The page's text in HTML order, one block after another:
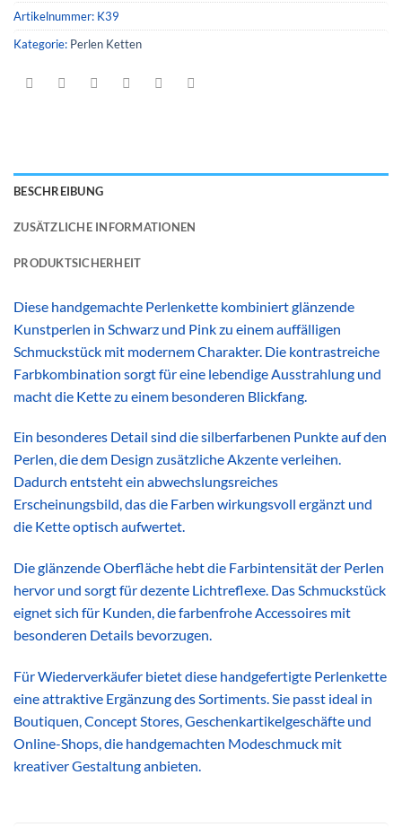
Artikelnummer: K39
Kategorie: Perlen Ketten
BESCHREIBUNG
ZUSÄTZLICHE INFORMATIONEN
PRODUKTSICHERHEIT
Diese handgemachte Perlenkette kombiniert glänzende
Kunstperlen in Schwarz und Pink zu einem auffälligen
Schmuckstück mit modernem Charakter. Die kontrastreiche
Farbkombination sorgt für eine lebendige Ausstrahlung und
macht die Kette zu einem besonderen Blickfang.
Ein besonderes Detail sind die silberfarbenen Punkte auf den
Perlen, die dem Design zusätzliche Akzente verleihen.
Dadurch entsteht ein abwechslungsreiches
Erscheinungsbild, das die Farben wirkungsvoll ergänzt und
die Kette optisch aufwertet.
Die glänzende Oberfläche hebt die Farbintensität der Perlen
hervor und sorgt für dezente Lichtreflexe. Das Schmuckstück
eignet sich für Kunden, die farbenfrohe Accessoires mit
besonderen Details bevorzugen.
Für Wiederverkäufer bietet diese handgefertigte Perlenkette
eine attraktive Ergänzung des Sortiments. Sie passt ideal in
Boutiquen, Concept Stores, Geschenkartikelgeschäfte und
Online-Shops, die handgemachten Modeschmuck mit
kreativer Gestaltung anbieten.